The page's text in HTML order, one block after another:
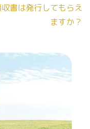
収書は発行してもらえ
ますか？